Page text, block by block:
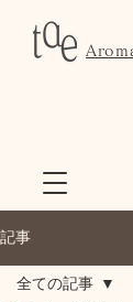
記事
全ての記事